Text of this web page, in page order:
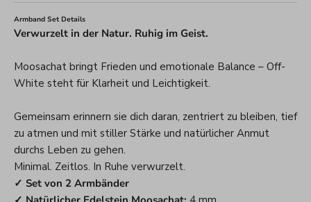
Armband Set Details
Verwurzelt in der Natur. Ruhig im Geist.
Moosachat bringt Frieden und emotionale Balance – Off-
White steht für Klarheit und Leichtigkeit.
Gemeinsam erinnern sie dich daran, zentriert zu bleiben, tief
zu atmen und mit stiller Stärke und natürlicher Anmut
durchs Leben zu gehen.
Minimal. Zeitlos. In Ruhe verwurzelt.
✓ Set von 2 Armbänder